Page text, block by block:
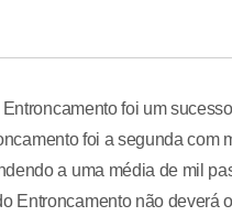
foi um
foi a segunda com
a uma média de mil
Entroncamento não deverá